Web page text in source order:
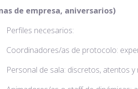
de empresa, aniversarios)
necesarios:
as de protocolo: expertos
de sala: discretos, atentos y